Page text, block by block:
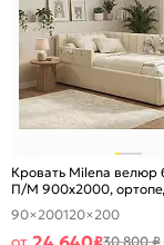
Кровать Milena велюр
П/М 900x2000,
основание, изголовье
90×200120×200
30 800 ₽